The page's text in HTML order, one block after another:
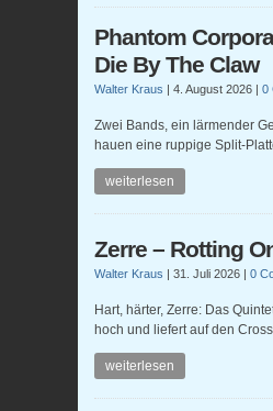
Phantom
Die By The Claw
Walter Kraus | 4. August 2026 | 0
Zwei Bands, ein lärmender
hauen eine ruppige Split-
weiterlesen
Zerre – Rotting
Walter Kraus | 31. Juli 2026 | 0
Hart, härter, Zerre: Das
hoch und liefert auf den
weiterlesen